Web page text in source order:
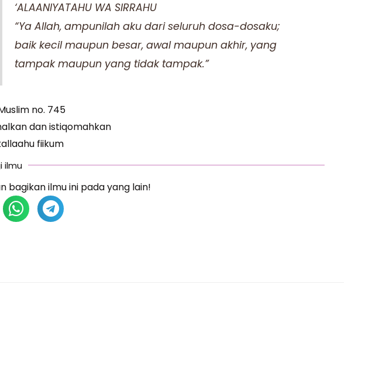
‘ALAANIYATAHU WA SIRRAHU
“Ya Allah, ampunilah aku dari seluruh dosa-dosaku;
baik kecil maupun besar, awal maupun akhir, yang
tampak maupun yang tidak tampak.”
no. 745
dan istiqomahkan
fiikum
ilmu
bagikan ilmu ini pada yang lain!